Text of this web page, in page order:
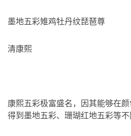
墨地五彩雉鸡牡丹纹琵琶尊
清康熙
康熙五彩极富盛名，因其能够在
得到墨地五彩、珊瑚红地五彩等不